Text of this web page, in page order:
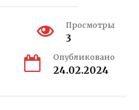
Просмотры
3
Опубликовано
24.02.2024